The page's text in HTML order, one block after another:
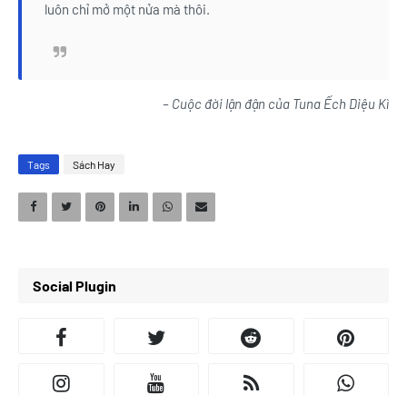
luôn chỉ mở một nửa mà thôi.
– Cuộc đời lận đận của Tuna Ếch Diệu Kì
Tags Sách Hay
Social Plugin